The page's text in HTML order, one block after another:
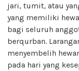
jari, tumit, atau
yang memiliki
bagi seluruh
berqurban.
menyembelih
pada hari yang